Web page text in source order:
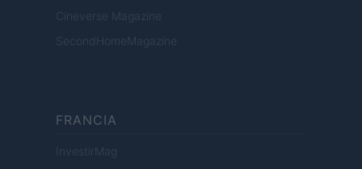
Cineverse Magazine
SecondHomeMagazine
FRANCIA
InvestirMag